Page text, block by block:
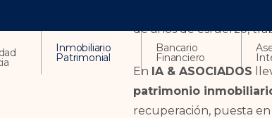
Inmobiliario
Patrimonial
Bancario
Financiero
de años de esfuerzo,
En IA & ASOCIADOS
patrimonio
recuperación, puesta